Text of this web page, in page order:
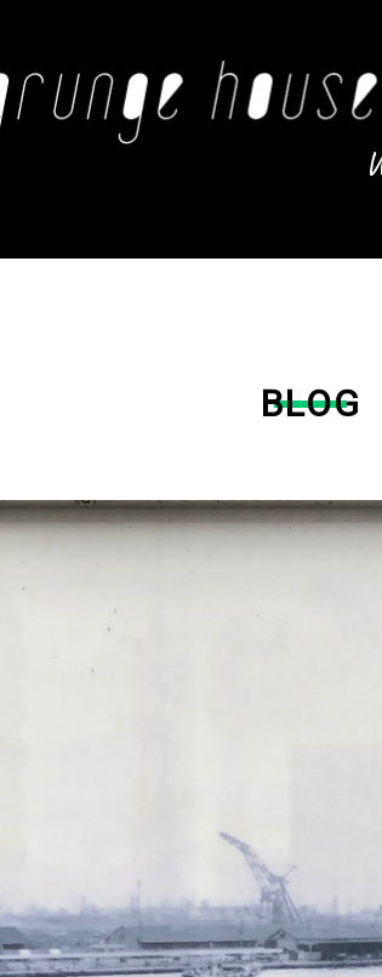
BLOG